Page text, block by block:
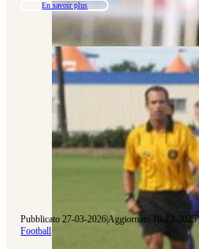
En savoir plus
Pubblicato 27-03-2026|Aggiornato 16-12-2025
Football